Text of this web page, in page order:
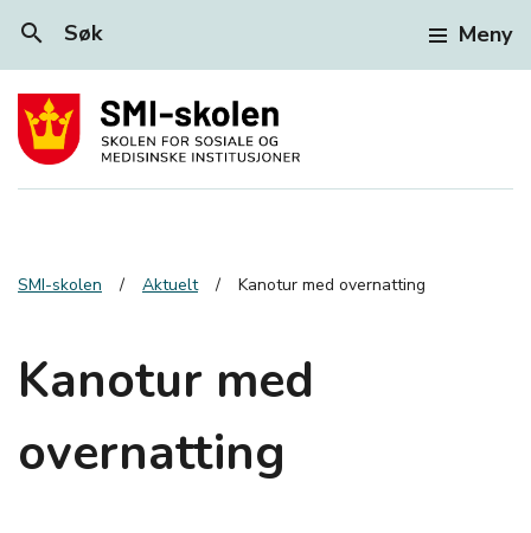
search Søk Meny
SMI-skolen Aktuelt Kanotur med overnatting
Kanotur med
overnatting